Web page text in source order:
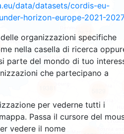
data/datasets/cordis-eu-
horizon-europe-2021-2027
organizzazioni specifiche
nella casella di ricerca
parte del mondo di tuo
che partecipano a
per vederne tutti i
Passa il cursore del
vedere il nome